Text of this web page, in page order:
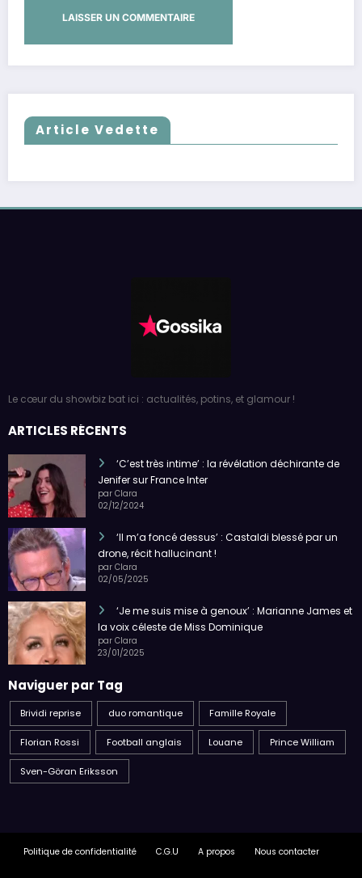
Article Vedette
Le cœur du showbiz bat ici : actualités, potins, et glamour !
ARTICLES RÉCENTS
‘C’est très intime’ : la révélation déchirante de
Jenifer sur France Inter
par Clara
02/12/2024
‘Il m’a foncé dessus’ : Castaldi blessé par un
drone, récit hallucinant !
par Clara
02/05/2025
‘Je me suis mise à genoux’ : Marianne James et
la voix céleste de Miss Dominique
par Clara
23/01/2025
Naviguer par Tag
Brividi reprise duo romantique Famille Royale
Florian Rossi Football anglais Louane Prince William
Sven-Göran Eriksson
Politique de confidentialité C.G.U A propos Nous contacter